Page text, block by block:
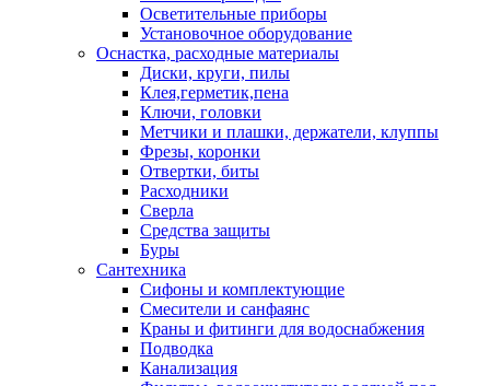
Осветительные приборы
Установочное оборудование
Оснастка, расходные материалы
Диски, круги, пилы
Клея,герметик,пена
Ключи, головки
Метчики и плашки, держатели, клуппы
Фрезы, коронки
Отвертки, биты
Расходники
Сверла
Средства защиты
Буры
Сантехника
Сифоны и комплектующие
Смесители и санфаянс
Краны и фитинги для водоснабжения
Подводка
Канализация